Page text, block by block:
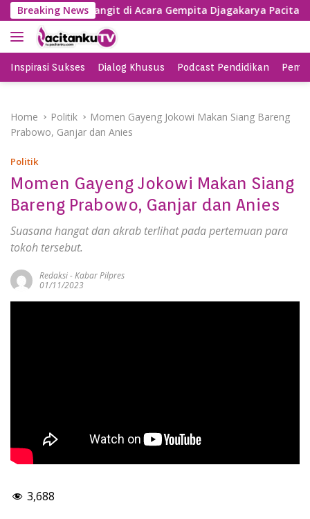
k
p
o
Breaking News
Lagu Banyu Langit di Acara Gempita Djagakarya Pacitan
Inspirasi Sukses Dialog Khusus Podcast Pendidikan
Home Politik
Momen Gayeng Jokowi Makan Siang Bareng
Prabowo, Ganjar dan Anies
Politik
Momen Gayeng Jokowi Makan Siang
Bareng Prabowo, Ganjar dan Anies
Suasana hangat dan akrab terlihat pada pertemuan para
tokoh tersebut.
Redaksi-Kabar Pilpres
01/11/2023
3,688